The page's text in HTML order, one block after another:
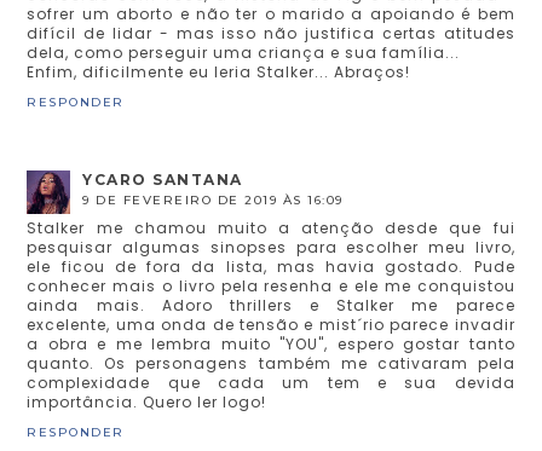
sofrer um aborto e não ter o marido a apoiando é bem
difícil de lidar - mas isso não justifica certas atitudes
dela, como perseguir uma criança e sua família...
Enfim, dificilmente eu leria Stalker... Abraços!
RESPONDER
YCARO SANTANA
9 DE FEVEREIRO DE 2019 ÀS 16:09
Stalker me chamou muito a atenção desde que fui
pesquisar algumas sinopses para escolher meu livro,
ele ficou de fora da lista, mas havia gostado. Pude
conhecer mais o livro pela resenha e ele me conquistou
ainda mais. Adoro thrillers e Stalker me parece
excelente, uma onda de tensão e mist´rio parece invadir
a obra e me lembra muito "YOU", espero gostar tanto
quanto. Os personagens também me cativaram pela
complexidade que cada um tem e sua devida
importância. Quero ler logo!
RESPONDER